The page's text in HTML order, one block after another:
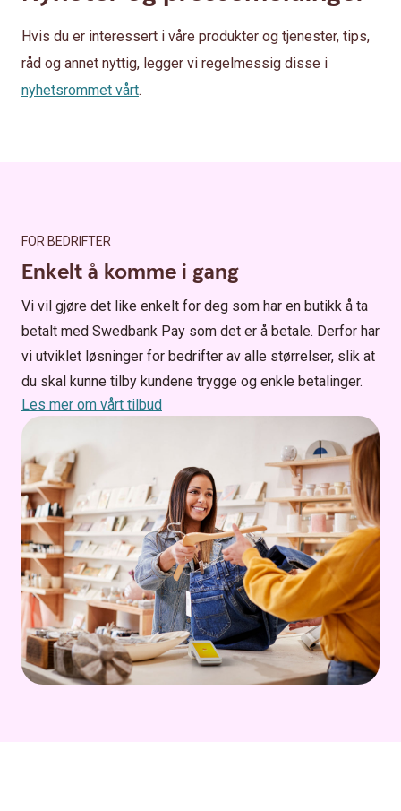
Hvis du er interessert i våre produkter og tjenester, tips,
råd og annet nyttig, legger vi regelmessig disse i
nyhetsrommet vårt.
FOR BEDRIFTER
Enkelt å komme i gang
Vi vil gjøre det like enkelt for deg som har en butikk å ta
betalt med Swedbank Pay som det er å betale. Derfor har
vi utviklet løsninger for bedrifter av alle størrelser, slik at
du skal kunne tilby kundene trygge og enkle betalinger.
Les mer om vårt tilbud